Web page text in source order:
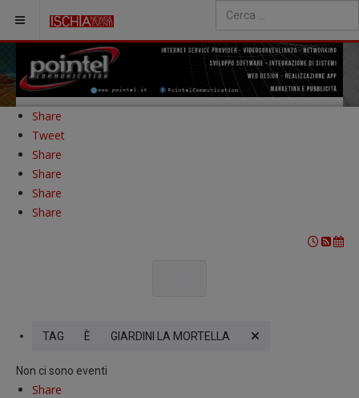
Cerca
Type 2 or more characters
Share
Tweet
Share
Share
Share
Share
TAG È GIARDINI LA MORTELLA
Non ci sono eventi
Share